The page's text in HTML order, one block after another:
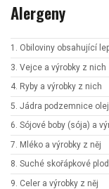
Alergeny
1. Obiloviny obsahující
3. Vejce a výrobky z nich
4. Ryby a výrobky z nich
5. Jádra podzemnice
6. Sójové boby (sója) a
7. Mléko a výrobky z něj
8. Suché skořápkové
9. Celer a výrobky z něj